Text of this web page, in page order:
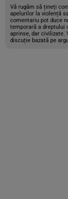
Vă rugăm să țineți
apelurilor la violență
comentariu pot duce
temporară a dreptului
aprinse, dar civilizate.
discuție bazată pe